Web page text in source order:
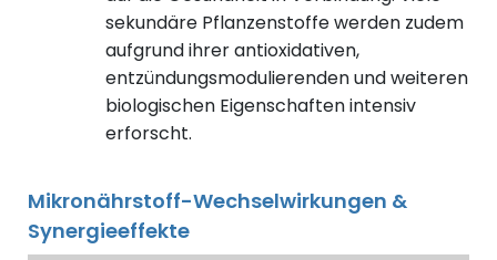
sekundäre Pflanzenstoffe werden zudem
aufgrund ihrer antioxidativen,
entzündungsmodulierenden und weiteren
biologischen Eigenschaften intensiv
erforscht.
Mikronährstoff-Wechselwirkungen &
Synergieeffekte